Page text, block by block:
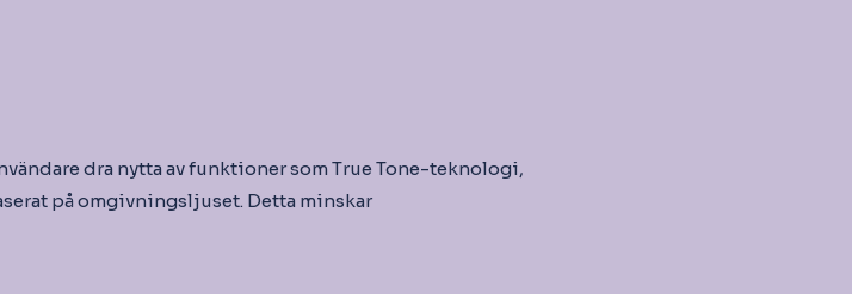
dra nytta av funktioner som True Tone-teknologi,
på omgivningsljuset. Detta minskar